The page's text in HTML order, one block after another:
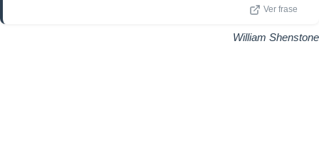
Ver frase
William Shenstone